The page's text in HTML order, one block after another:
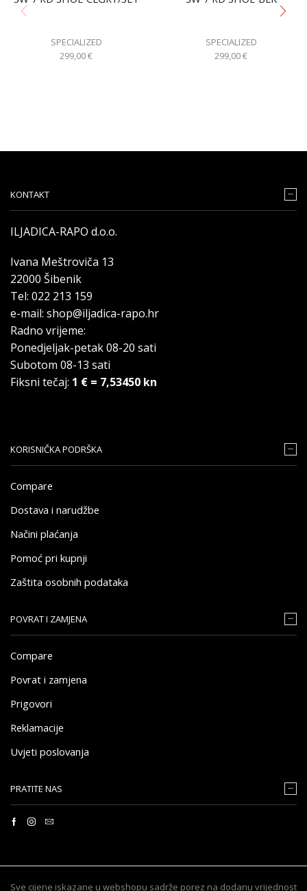
SPECIALIZED
299,00€
SPECIALIZED
299,00€
KONTAKT
ILJADICA-RAPO d.o.o.
Ivana Meštroviča 13
22000 Šibenik
Tel: 022 213 159
e-mail: shop@iljadica-rapo.hr
Radno vrijeme:
Ponedjeljak-petak 08-20 sati
Subotom 08-13 sati
Fiksni tečaj: 1 € = 7,53450 kn
KORISNIČKA PODRŠKA
Compare
Dostava i narudžbe
Načini plaćanja
Pomoć pri kupnji
Zaštita osobnih podataka
POVRAT I ZAMJENA
Compare
Povrat i zamjena
Prigovori
Reklamacije
Uvjeti poslovanja
PRATITE NAS
Sve cijene iskazane u webshopu sadrže porez na dodanu vrijednost